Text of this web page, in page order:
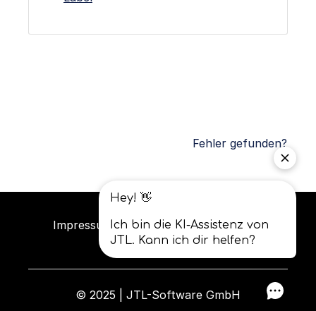
Fehler gefunden?
Impressum Datenschutz AGB
© 2025 | JTL-Software GmbH